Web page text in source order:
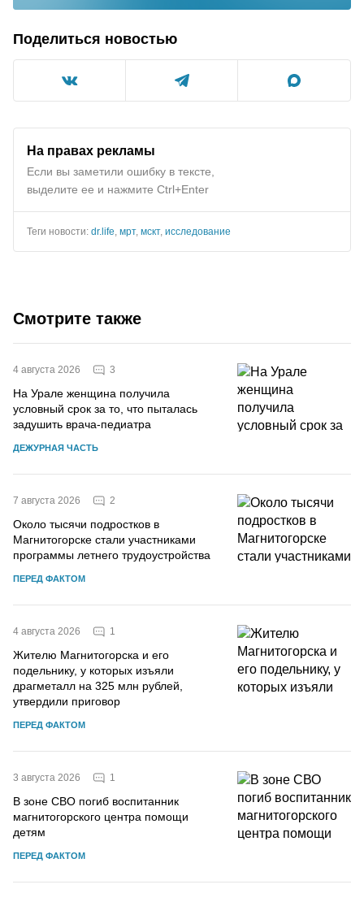
Поделиться новостью
На правах рекламы
Если вы заметили ошибку в тексте,
выделите ее и нажмите Ctrl+Enter
Теги новости: dr.life, мрт, мскт, исследование
Смотрите также
4 августа 2026 3
На Урале женщина получила
условный срок за то, что пыталась
задушить врача-педиатра
ДЕЖУРНАЯ ЧАСТЬ
7 августа 2026 2
Около тысячи подростков в
Магнитогорске стали участниками
программы летнего трудоустройства
ПЕРЕД ФАКТОМ
4 августа 2026 1
Жителю Магнитогорска и его
подельнику, у которых изъяли
драгметалл на 325 млн рублей,
утвердили приговор
ПЕРЕД ФАКТОМ
3 августа 2026 1
В зоне СВО погиб воспитанник
магнитогорского центра помощи
детям
ПЕРЕД ФАКТОМ